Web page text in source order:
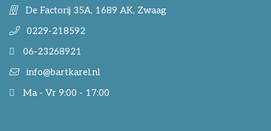
De Factorij 35A, 1689 AK, Zwaag
0229-218592
06-23268921
info@bartkarel.nl
Ma - Vr 9:00 - 17:00